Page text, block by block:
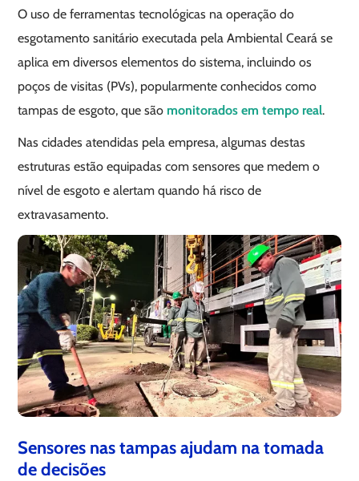
O uso de ferramentas tecnológicas na operação do
esgotamento sanitário executada pela Ambiental Ceará se
aplica em diversos elementos do sistema, incluindo os
poços de visitas (PVs), popularmente conhecidos como
tampas de esgoto, que são monitorados em tempo real.
Nas cidades atendidas pela empresa, algumas destas
estruturas estão equipadas com sensores que medem o
nível de esgoto e alertam quando há risco de
extravasamento.
Sensores nas tampas ajudam na tomada
de decisões